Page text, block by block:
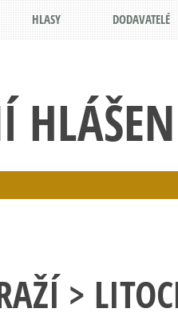
HLASY DODAVATELÉ
>